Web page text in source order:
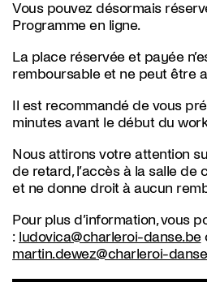
Vous pouvez désormais
Programme en ligne.
La place réservée et payée
remboursable et ne peut être
Il est recommandé de vous
minutes avant le début du
Nous attirons votre attention
de retard, l’accès à la salle de
et ne donne droit à aucun
Pour plus d’information, vous
: ludovica@charleroi-danse.be
martin.dewez@charleroi-